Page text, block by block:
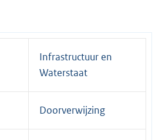
Infrastructuur en
Waterstaat
Doorverwijzing